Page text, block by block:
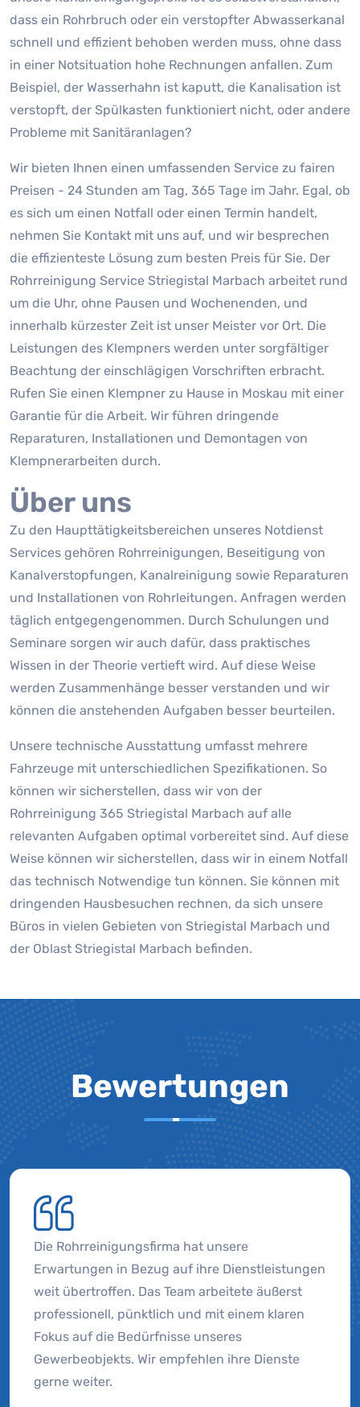
dass ein Rohrbruch oder ein verstopfter Abwasserkanal
schnell und effizient behoben werden muss, ohne dass
in einer Notsituation hohe Rechnungen anfallen. Zum
Beispiel, der Wasserhahn ist kaputt, die Kanalisation ist
verstopft, der Spülkasten funktioniert nicht, oder andere
Probleme mit Sanitäranlagen?
Wir bieten Ihnen einen umfassenden Service zu fairen
Preisen - 24 Stunden am Tag, 365 Tage im Jahr. Egal, ob
es sich um einen Notfall oder einen Termin handelt,
nehmen Sie Kontakt mit uns auf, und wir besprechen
die effizienteste Lösung zum besten Preis für Sie. Der
Rohrreinigung Service Striegistal Marbach arbeitet rund
um die Uhr, ohne Pausen und Wochenenden, und
innerhalb kürzester Zeit ist unser Meister vor Ort. Die
Leistungen des Klempners werden unter sorgfältiger
Beachtung der einschlägigen Vorschriften erbracht.
Rufen Sie einen Klempner zu Hause in Moskau mit einer
Garantie für die Arbeit. Wir führen dringende
Reparaturen, Installationen und Demontagen von
Klempnerarbeiten durch.
Über uns
Zu den Haupttätigkeitsbereichen unseres Notdienst
Services gehören Rohrreinigungen, Beseitigung von
Kanalverstopfungen, Kanalreinigung sowie Reparaturen
und Installationen von Rohrleitungen. Anfragen werden
täglich entgegengenommen. Durch Schulungen und
Seminare sorgen wir auch dafür, dass praktisches
Wissen in der Theorie vertieft wird. Auf diese Weise
werden Zusammenhänge besser verstanden und wir
können die anstehenden Aufgaben besser beurteilen.
Unsere technische Ausstattung umfasst mehrere
Fahrzeuge mit unterschiedlichen Spezifikationen. So
können wir sicherstellen, dass wir von der
Rohrreinigung 365 Striegistal Marbach auf alle
relevanten Aufgaben optimal vorbereitet sind. Auf diese
Weise können wir sicherstellen, dass wir in einem Notfall
das technisch Notwendige tun können. Sie können mit
dringenden Hausbesuchen rechnen, da sich unsere
Büros in vielen Gebieten von Striegistal Marbach und
der Oblast Striegistal Marbach befinden.
Bewertungen
Die Rohrreinigungsfirma hat unsere
Erwartungen in Bezug auf ihre Dienstleistungen
weit übertroffen. Das Team arbeitete äußerst
professionell, pünktlich und mit einem klaren
Fokus auf die Bedürfnisse unseres
Gewerbeobjekts. Wir empfehlen ihre Dienste
gerne weiter.